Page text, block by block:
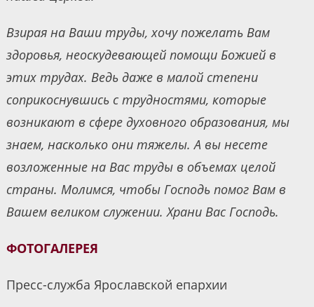
Взирая на Ваши труды, хочу пожелать Вам
здоровья, неоскудевающей помощи Божией в
этих трудах. Ведь даже в малой степени
соприкоснувшись с трудностями, которые
возникают в сфере духовного образования, мы
знаем, насколько они тяжелы. А вы несете
возложенные на Вас труды в объемах целой
страны. Молимся, чтобы Господь помог Вам в
Вашем великом служении. Храни Вас Господь.
ФОТОГАЛЕРЕЯ
Пресс-служба Ярославской епархии